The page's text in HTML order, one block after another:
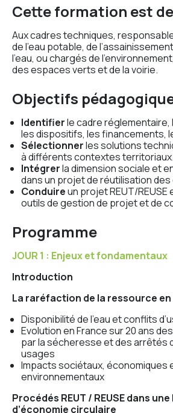
Cette formation est
Aux cadres techniques,
de l’eau potable, de
l’eau, ou chargés de
des espaces verts et de la voirie.
Objectifs
Identifierle cadre réglementaire,
les dispositifs, les financements,
Sélectionnerles solutions
à différents contextes territoriaux.
Intégrerla dimension sociale et
dans un projet de réutilisation des
Conduireun projet REUT/REUSE
outils de gestion de projet et de
Programme
JOUR 1 : Enjeux et fondamentaux
Introduction
La raréfaction de la ressource en
Disponibilité de l’eau et conflits
Evolution en France sur 20 ans
par la sécheresse et des arrêtés
usages
Impacts sociétaux, économiques
environnementaux
Procédés REUT / REUSE dans
d’économie circulaire